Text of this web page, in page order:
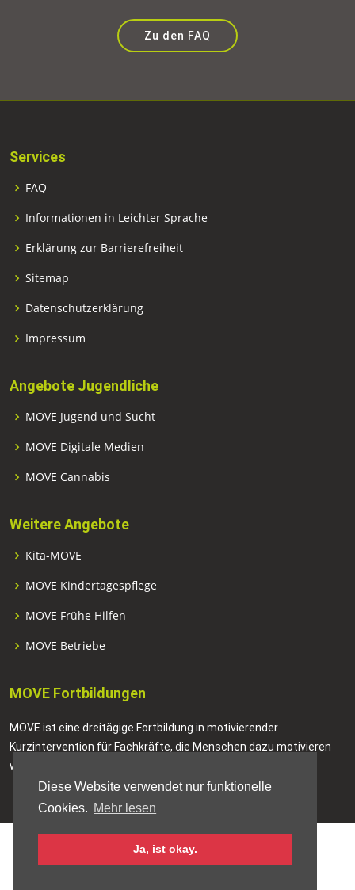
Diese Website verwendet nur funktionelle
Cookies. Mehr lesen
Ja, ist okay.
Zu den FAQ
Services
FAQ
Informationen in Leichter Sprache
Erklärung zur Barrierefreiheit
Sitemap
Datenschutzerklärung
Impressum
Angebote Jugendliche
MOVE Jugend und Sucht
MOVE Digitale Medien
MOVE Cannabis
Weitere Angebote
Kita-MOVE
MOVE Kindertagespflege
MOVE Frühe Hilfen
MOVE Betriebe
MOVE Fortbildungen
MOVE ist eine dreitägige Fortbildung in motivierender
Kurzintervention für Fachkräfte, die Menschen dazu motivieren
wollen, positive Veränderungen in ihrem Leben anzustreben.